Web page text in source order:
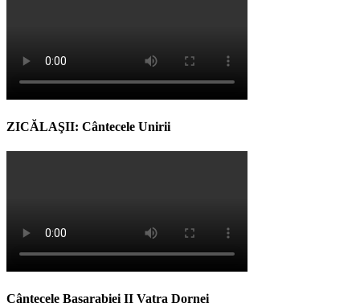
ZICĂLAŞII: Cântecele Unirii
Cântecele Basarabiei II Vatra Dornei